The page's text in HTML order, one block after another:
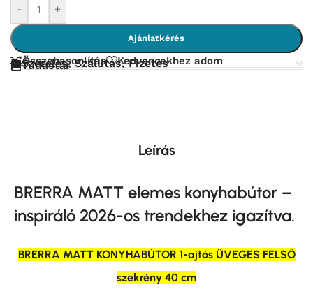
- +
Ajánlatkérés
Összehasonlítás Kedvencekhez adom
Szerelés, Szállítás, Fizetés
Tudástár
Leírás
BRERRA MATT elemes konyhabútor –
inspiráló 2026-os trendekhez igazítva.
BRERRA MATT KONYHABÚTOR 1-ajtós ÜVEGES FELSŐ
szekrény 40 cm